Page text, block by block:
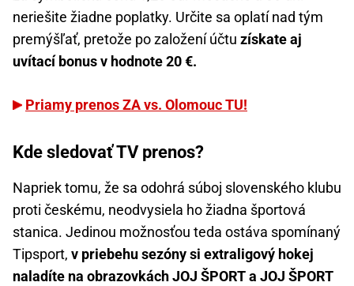
neriešite žiadne poplatky. Určite sa oplatí nad tým
premýšľať, pretože po založení účtu získate aj
uvítací bonus v hodnote 20 €.
Priamy prenos ZA vs. Olomouc TU!
Kde sledovať TV prenos?
Napriek tomu, že sa odohrá súboj slovenského klubu
proti českému, neodvysiela ho žiadna športová
stanica. Jedinou možnosťou teda ostáva spomínaný
Tipsport, v priebehu sezóny si extraligový hokej
naladíte na obrazovkách JOJ ŠPORT a JOJ ŠPORT